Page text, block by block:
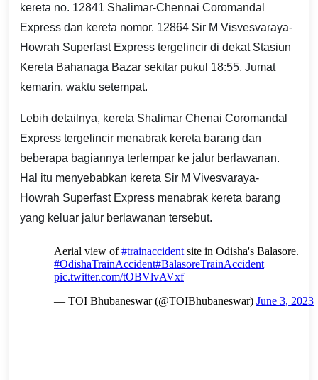
kereta no. 12841 Shalimar-Chennai Coromandal
Express dan kereta nomor. 12864 Sir M Visvesvaraya-
Howrah Superfast Express tergelincir di dekat Stasiun
Kereta Bahanaga Bazar sekitar pukul 18:55, Jumat
kemarin, waktu setempat.
Lebih detailnya, kereta Shalimar Chenai Coromandal
Express tergelincir menabrak kereta barang dan
beberapa bagiannya terlempar ke jalur berlawanan.
Hal itu menyebabkan kereta Sir M Vivesvaraya-
Howrah Superfast Express menabrak kereta barang
yang keluar jalur berlawanan tersebut.